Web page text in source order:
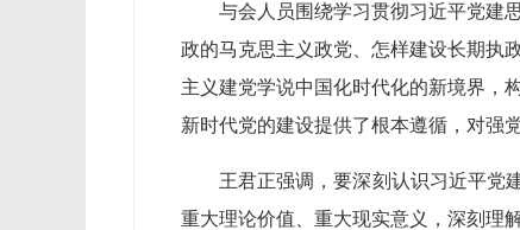
与会人员围绕学习贯彻习近平党建
政的马克思主义政党、怎样建设长期执
主义建党学说中国化时代化的新境界，
新时代党的建设提供了根本遵循，对强
王君正强调，要深刻认识习近平党
重大理论价值、重大现实意义，深刻理